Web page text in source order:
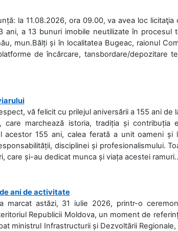
la 11.08.2026, ora 09.00, va avea loc licitaţia
a 13 bunuri imobile neutilizate în procesul
mun.Bălți și în localitatea Bugeac, raionul
de încărcare, tansbordare/depozitare
vă felicit cu prilejul aniversării a 155 ani de
marchează istoria, tradiția și contribuția
155 ani, calea ferată a unit oameni și
disciplinei și profesionalismului.
care și-au dedicat munca și viața acestei
ani de activitate
marcat astăzi, 31 iulie 2026, printr-o
Republicii Moldova, un moment de
ministrul Infrastructurii și Dezvoltării Regionale,